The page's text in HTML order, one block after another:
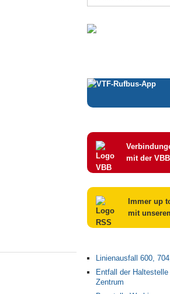
mit der
Immer up
mit
Linienausfall 600,
Entfall der
Zentrum